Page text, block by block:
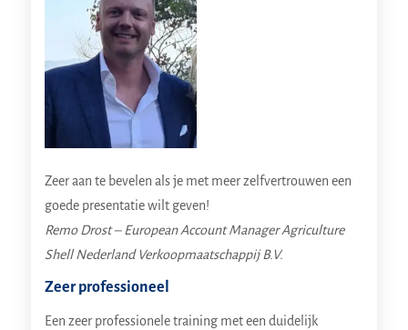
Zeer aan te bevelen als je met meer zelfvertrouwen een
goede presentatie wilt geven!
Remo Drost – European Account Manager Agriculture
Shell Nederland Verkoopmaatschappij B.V.
Zeer professioneel
Een zeer professionele training met een duidelijk